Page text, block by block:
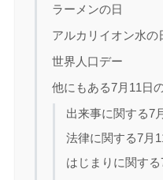
ラーメンの日
アルカリイオン水の
世界人口デー
他にもある7月11日
出来事に関する7
法律に関する7月
はじまりに関す